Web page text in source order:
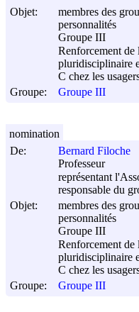
Objet:
membres des
personnalités
Groupe III
Renforcement de
pluridisciplinaire
C chez les
Groupe:
Groupe III
De:
Bernard Filoche
Professeur
représentant
responsable du
Objet:
membres des
personnalités
Groupe III
Renforcement de
pluridisciplinaire
C chez les
Groupe:
Groupe III
nomination